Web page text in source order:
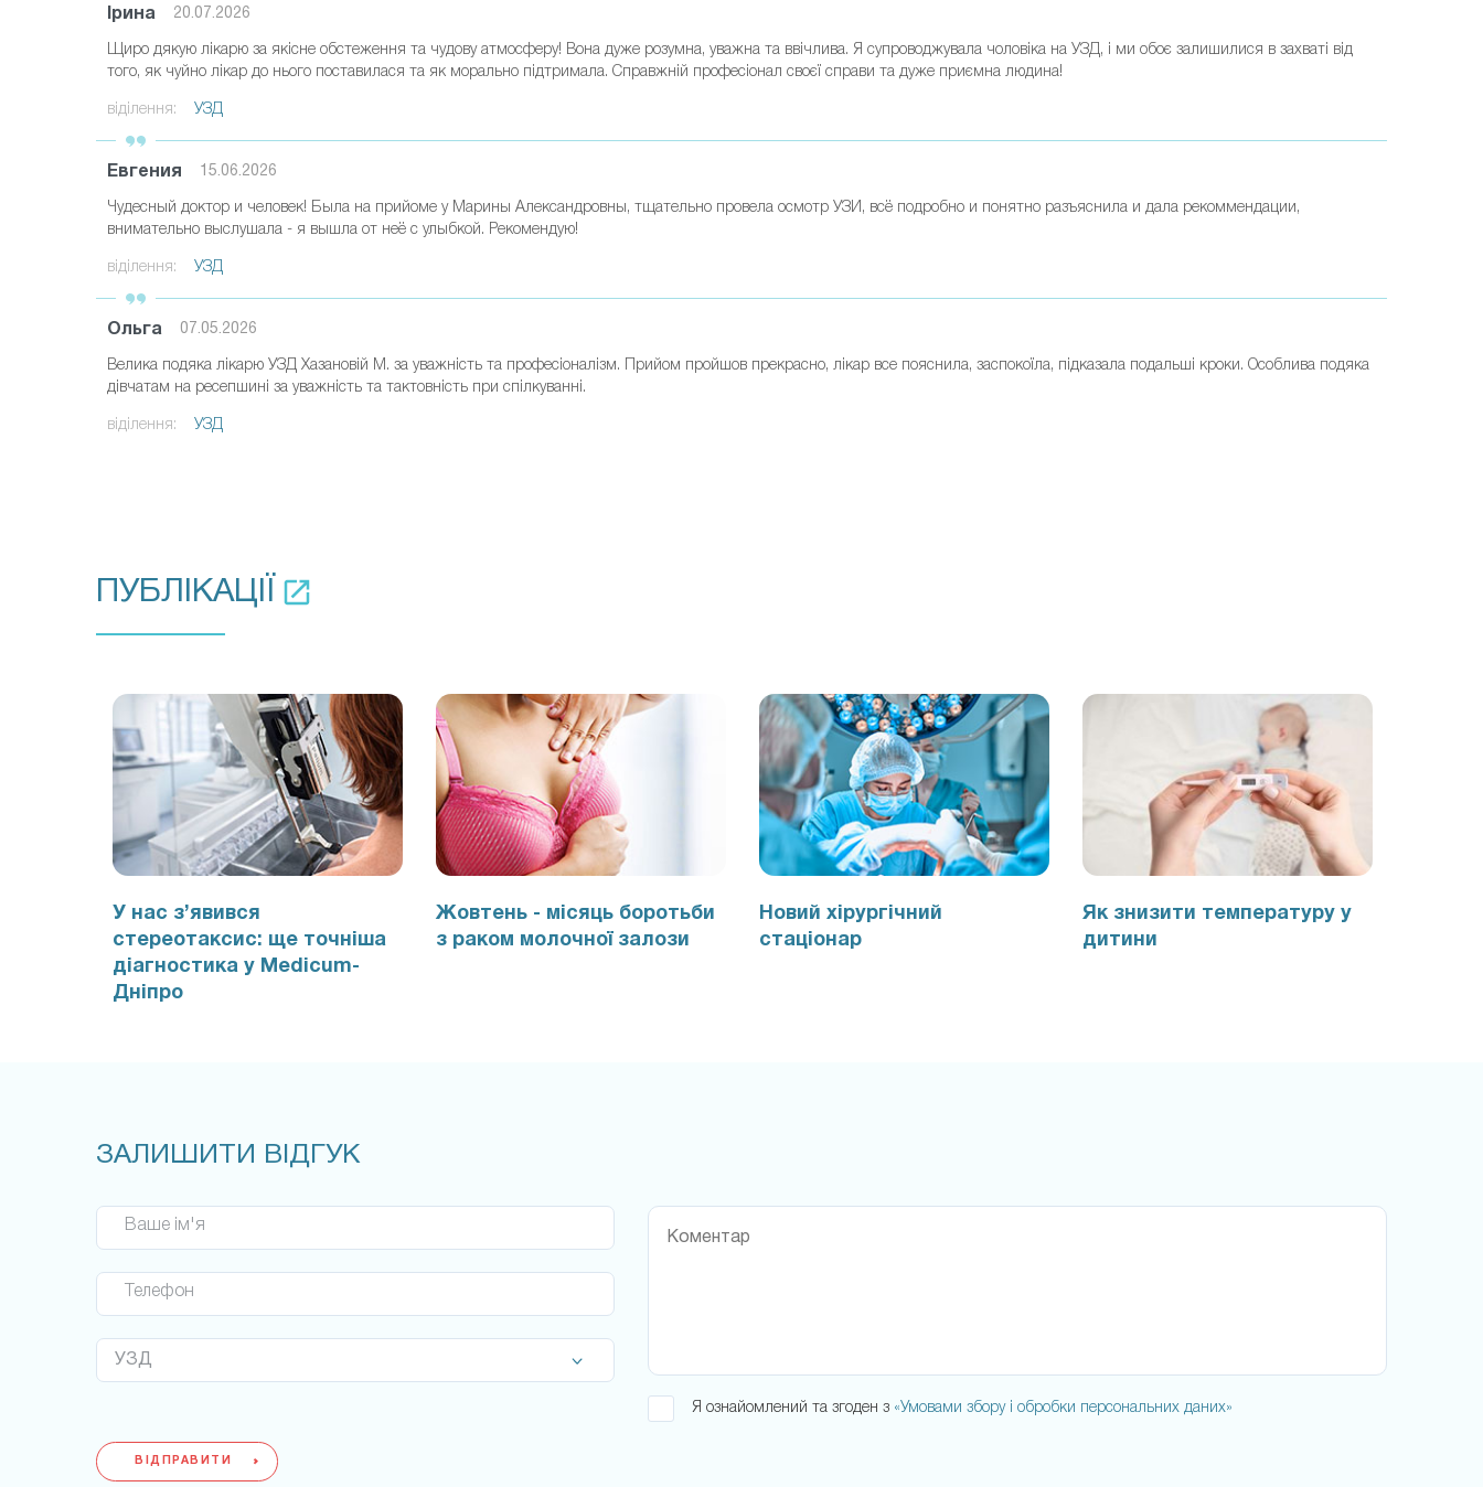
Ірина 20.07.2026
Щиро дякую лікарю за якісне обстеження та чудову атмосферу! Вона дуже розумна, уважна та ввічлива. Я супроводжувала чоловіка на УЗД, і ми обоє залишилися в захваті від
того, як чуйно лікар до нього поставилася та як морально підтримала. Справжній професіонал своєї справи та дуже приємна людина!
віділення: УЗД
Евгения 15.06.2026
Чудесный доктор и человек! Была на прийоме у Марины Александровны, тщательно провела осмотр УЗИ, всё подробно и понятно разъяснила и дала рекоммендации,
внимательно выслушала - я вышла от неё с улыбкой. Рекомендую!
віділення: УЗД
Ольга 07.05.2026
Велика подяка лікарю УЗД Хазановій М. за уважність та професіоналізм. Прийом пройшов прекрасно, лікар все пояснила, заспокоїла, підказала подальші кроки. Особлива подяка
дівчатам на ресепшині за уважність та тактовність при спілкуванні.
віділення: УЗД
ПУБЛІКАЦІЇ
У нас з’явився
стереотаксис: ще точніша
діагностика у Medicum-
Дніпро
Жовтень - місяць боротьби
з раком молочної залози
Новий хірургічний
стаціонар
Як знизити температуру у
дитини
ЗАЛИШИТИ ВІДГУК
Ваше ім'я
Телефон
Я ознайомлений та згоден з «Умовами збору і обробки персональних даних»
ВІДПРАВИТИ